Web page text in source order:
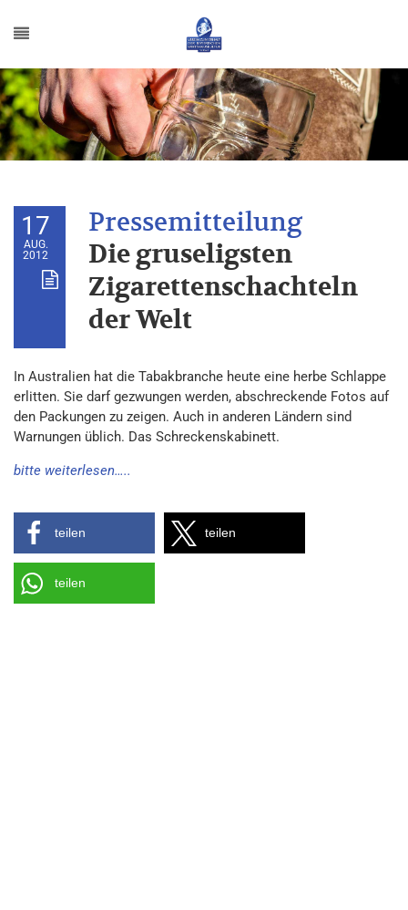
17
AUG.
2012
Die gruseligsten
Zigarettenschachteln
der Welt
In Australien hat die Tabakbranche heute eine herbe Schlappe
erlitten. Sie darf gezwungen werden, abschreckende Fotos auf
den Packungen zu zeigen. Auch in anderen Ländern sind
Warnungen üblich. Das Schreckenskabinett.
bitte weiterlesen…..
teilen teilen
teilen